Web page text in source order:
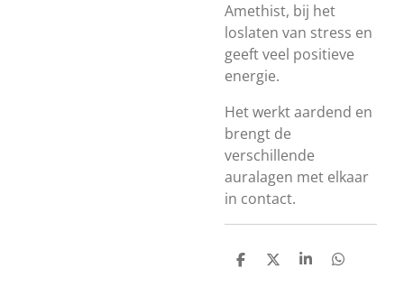
Amethist, bij het
loslaten van stress en
geeft veel positieve
energie.
Het werkt aardend en
brengt de
verschillende
auralagen met elkaar
in contact.
D
D
S
D